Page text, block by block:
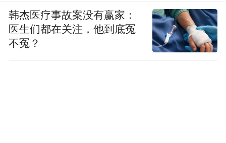
韩杰医疗事故案没有赢家：
医生们都在关注，他到底冤
不冤？